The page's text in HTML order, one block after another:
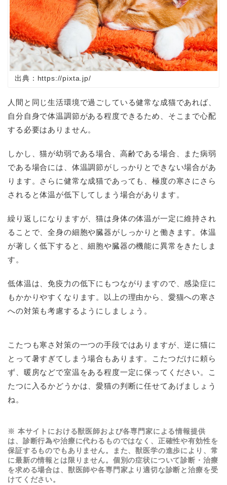
出典：https://pixta.jp/
人間と同じ生活環境で過ごしている健常な成猫であれば、
自分自身で体温調節がある程度できるため、そこまで心配
する必要はありません。
しかし、猫が幼弱である場合、高齢である場合、また病弱
である場合には、体温調節がしっかりとできない場合があ
ります。さらに健常な成猫であっても、極度の寒さにさら
されると体温が低下してしまう場合があります。
繰り返しになりますが、猫は身体の体温が一定に維持され
ることで、全身の細胞や臓器がしっかりと働きます。体温
が著しく低下すると、細胞や臓器の機能に異常をきたしま
す。
低体温は、免疫力の低下にもつながりますので、感染症に
もかかりやすくなります。以上の理由から、愛猫への寒さ
への対策も考慮するようにしましょう。
こたつも寒さ対策の一つの手段ではありますが、逆に猫に
とって暑すぎてしまう場合もあります。こたつだけに頼ら
ず、暖房などで室温をある程度一定に保ってください。こ
たつに入るかどうかは、愛猫の判断に任せてあげましょう
ね。
※ 本サイトにおける獣医師および各専門家による情報提供
は、診断行為や治療に代わるものではなく、正確性や有効性を
保証するものでもありません。また、獣医学の進歩により、常
に最新の情報とは限りません。個別の症状について診断・治療
を求める場合は、獣医師や各専門家より適切な診断と治療を受
けてください。